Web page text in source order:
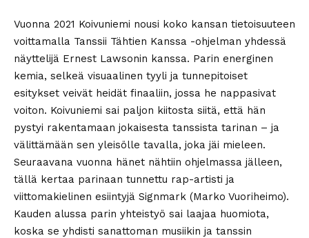
Vuonna 2021 Koivuniemi nousi koko kansan tietoisuuteen
voittamalla Tanssii Tähtien Kanssa -ohjelman yhdessä
näyttelijä Ernest Lawsonin kanssa. Parin energinen
kemia, selkeä visuaalinen tyyli ja tunnepitoiset
esitykset veivät heidät finaaliin, jossa he nappasivat
voiton. Koivuniemi sai paljon kiitosta siitä, että hän
pystyi rakentamaan jokaisesta tanssista tarinan – ja
välittämään sen yleisölle tavalla, joka jäi mieleen.
Seuraavana vuonna hänet nähtiin ohjelmassa jälleen,
tällä kertaa parinaan tunnettu rap-artisti ja
viittomakielinen esiintyjä Signmark (Marko Vuoriheimo).
Kauden alussa parin yhteistyö sai laajaa huomiota,
koska se yhdisti sanattoman musiikin ja tanssin